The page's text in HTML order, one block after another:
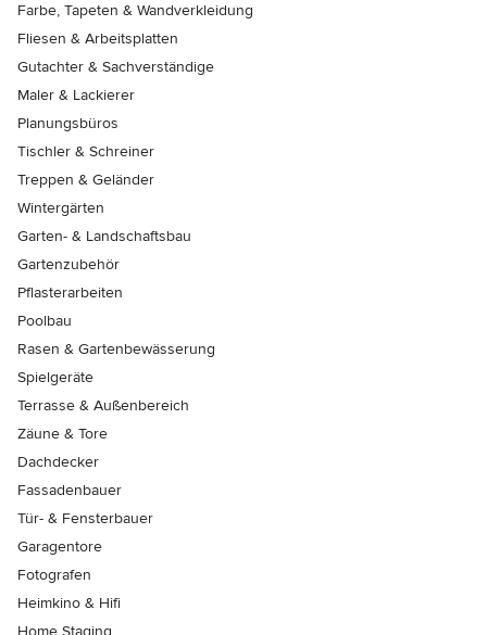
Farbe, Tapeten & Wandverkleidung
Fliesen & Arbeitsplatten
Gutachter & Sachverständige
Maler & Lackierer
Planungsbüros
Tischler & Schreiner
Treppen & Geländer
Wintergärten
Garten- & Landschaftsbau
Gartenzubehör
Pflasterarbeiten
Poolbau
Rasen & Gartenbewässerung
Spielgeräte
Terrasse & Außenbereich
Zäune & Tore
Dachdecker
Fassadenbauer
Tür- & Fensterbauer
Garagentore
Fotografen
Heimkino & Hifi